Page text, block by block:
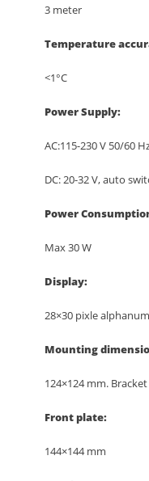
3 meter
Temperature
<1°C
Power Supply:
AC:115-230 V 50/60
DC: 20-32 V, auto
Power
Max 30 W
Display:
28×30 pixle
Mounting
124×124 mm.
Front plate:
144×144 mm